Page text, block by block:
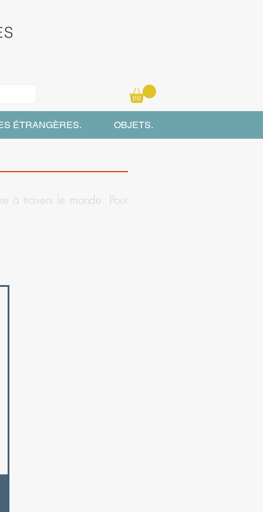
ÉTRANGÈRES. OBJETS.
à travers le monde. Pour